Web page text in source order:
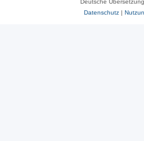
Deutsche
Datenschutz|